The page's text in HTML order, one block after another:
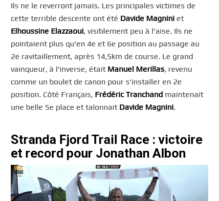
Ils ne le reverront jamais. Les principales victimes de
cette terrible descente ont été Davide Magnini et
Elhoussine Elazzaoui, visiblement peu à l’aise. Ils ne
pointaient plus qu’en 4e et 6e position au passage au
2e ravitaillement, après 14,5km de course. Le grand
vainqueur, à l’inverse, était Manuel Merillas, revenu
comme un boulet de canon pour s’installer en 2e
position. Côté Français, Frédéric Tranchand maintenait
une belle 5e place et talonnait Davide Magnini.
Stranda Fjord Trail Race : victoire
et record pour Jonathan Albon